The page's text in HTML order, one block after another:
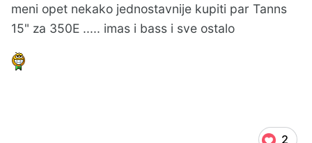
meni opet nekako jednostavnije kupiti par Tanns
15" za 350E ..... imas i bass i sve ostalo
2